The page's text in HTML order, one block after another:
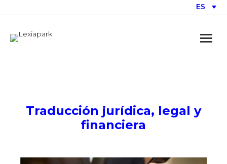
ES
Traducción jurídica, legal y
financiera